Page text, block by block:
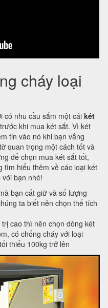
cháy loại
có nhu cầu sắm một cái két
khi mua két sắt. Vì két
tin vào nó khi bạn vắng
quan trọng một cách tốt và
để chọn mua két sắt tốt,
tìm hiểu thêm về các loại két
bạn nhé!
bạn cất giữ và số lượng
ta biết nên chọn thể tích
cao thì nên chọn dòng két
có chống cháy với loại
thiểu 100kg trở lên